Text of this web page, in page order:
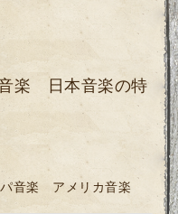
楽 日本音楽の特
パ音楽 アメリカ音楽